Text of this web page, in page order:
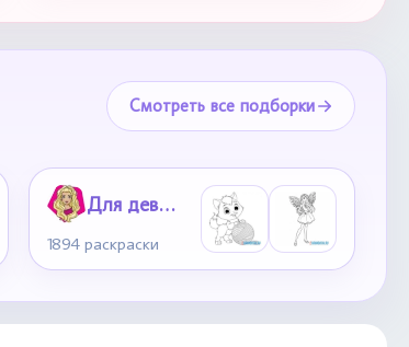
Смотреть все подборки
Для девочек
1894 раскраски